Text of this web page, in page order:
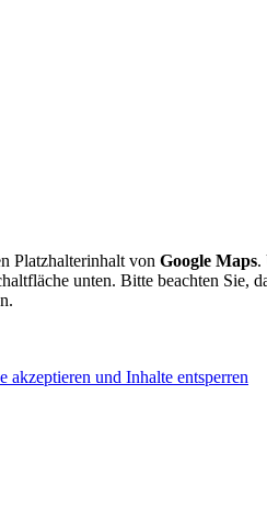
Platzhalterinhalt von Google Maps.
unten. Bitte beachten Sie,
akzeptieren und Inhalte entsperren